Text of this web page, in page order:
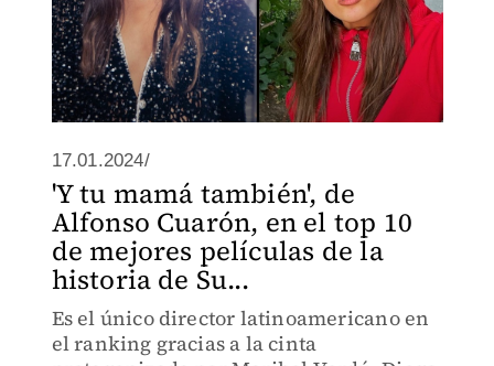
17.01.2024/
'Y tu mamá también', de
Alfonso Cuarón, en el top 10
de mejores películas de la
historia de Su...
Es el único director latinoamericano en
el ranking gracias a la cinta